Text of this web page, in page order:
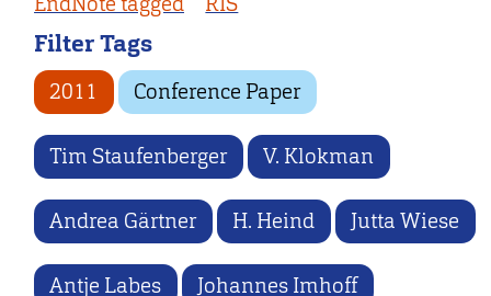
Filter Tags
2011 Conference Paper
Tim Staufenberger V. Klokman
Andrea Gärtner H. Heind Jutta Wiese
Antje Labes Johannes Imhoff